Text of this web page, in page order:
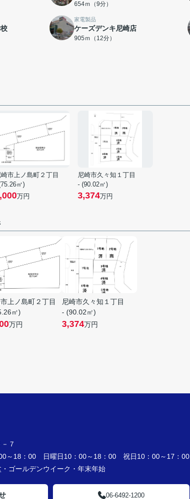
654ｍ（9分）
家電製品
ケーズデンキ尼崎店
905ｍ（12分）
崎市上ノ島町２丁目
㎡)
万円
尼崎市久々知１丁目
- (90.02㎡)
3,374万円
上ノ島町２丁目
㎡)
万円
尼崎市久々知１丁目
- (90.02㎡)
3,374万円
７
～18：00 日曜日10：00～18：00 祝日10：00～17：00
・ゴールデンウイーク・年末年始
06-6492-1200